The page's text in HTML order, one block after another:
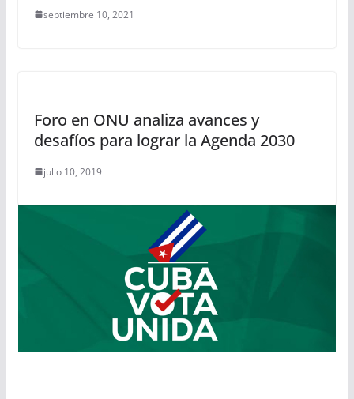
septiembre 10, 2021
Foro en ONU analiza avances y
desafíos para lograr la Agenda 2030
julio 10, 2019